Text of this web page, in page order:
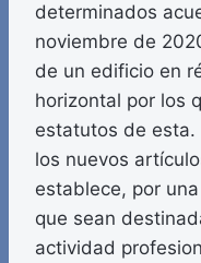
determinados
noviembre de
de un edificio en
horizontal por los
estatutos de esta.
los nuevos
establece, por
que sean
actividad